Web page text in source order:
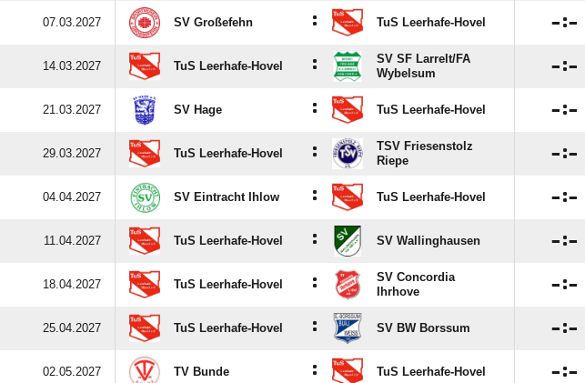
07.03.2027 SV Großefehn : TuS Leerhafe-Hovel :
14.03.2027 TuS Leerhafe-Hovel :
SV SF Larrelt/​FA
Wybelsum
:
21.03.2027 SV Hage : TuS Leerhafe-Hovel :
29.03.2027 TuS Leerhafe-Hovel :
TSV Friesenstolz
Riepe
:
04.04.2027 SV Eintracht Ihlow : TuS Leerhafe-Hovel :
11.04.2027 TuS Leerhafe-Hovel : SV Wallinghausen :
18.04.2027 TuS Leerhafe-Hovel :
SV Concordia
Ihrhove
:
25.04.2027 TuS Leerhafe-Hovel : SV BW Borssum :
02.05.2027 TV Bunde : TuS Leerhafe-Hovel :